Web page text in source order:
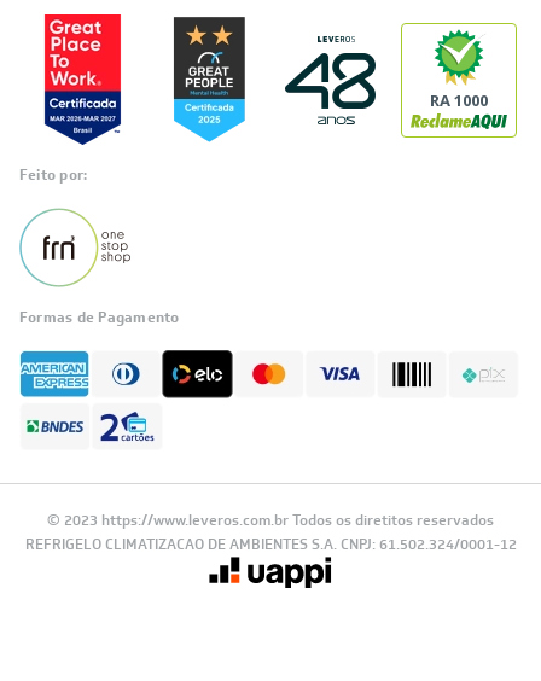
RA 1000
Feito por:
Formas de Pagamento
© 2023 https://www.leveros.com.br Todos os diretitos reservados
REFRIGELO CLIMATIZACAO DE AMBIENTES S.A. CNPJ: 61.502.324/0001-12